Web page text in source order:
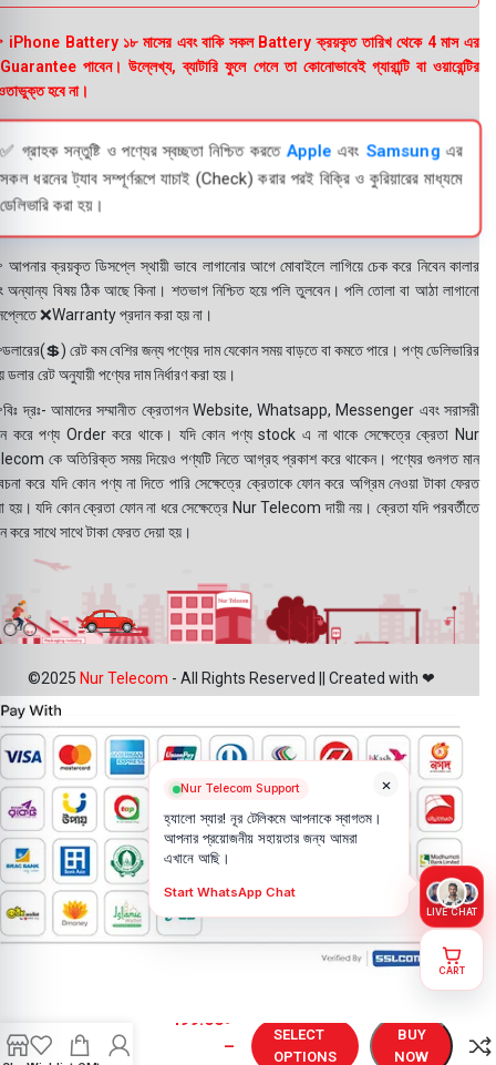
Battery ১৮ মাসের এবং বাকি সকল Battery ক্রয়কৃত তারিখ থেকে 4 মাস এর
পাবেন। উল্লেখ্য, ব্যাটারি ফুলে গেলে তা কোনোভাবেই গ্যারান্টি বা ওয়ারেন্টির
হবে না।
✅ গ্রাহক সন্তুষ্টি ও পণ্যের স্বচ্ছতা নিশ্চিত করতেApple এবং Samsungএর
সকল ধরনের ট্যাব সম্পূর্ণরূপে যাচাই (Check) করার পরই বিক্রি ও কুরিয়ারের মাধ্যমে
ডেলিভারি করা হয়।
ক্রয়কৃত ডিসপ্লে স্থায়ী ভাবে লাগানোর আগে মোবাইলে লাগিয়ে চেক করে নিবেন কালার
অন্যান্য বিষয় ঠিক আছে কিনা। শতভাগ নিশ্চিত হয়ে পলি তুলবেন। পলি তোলা বা আঠা লাগানো
❌Warranty প্রদান করা হয় না।
রেট কম বেশির জন্য পণ্যের দাম যেকোন সময় বাড়তে বা কমতে পারে। পণ্য ডেলিভারির
ডলার রেট অনুযায়ী পণ্যের দাম নির্ধারণ করা হয়।
দ্রঃ- আমাদের সম্মানীত ক্রেতাগন Website, Whatsapp, Messenger এবং সরাসরী
করে পণ্য Order করে থাকে। যদি কোন পণ্য stock এ না থাকে সেক্ষেত্রে ক্রেতা Nur
কে অতিরিক্ত সময় দিয়েও পণ্যটি নিতে আগ্রহ প্রকাশ করে থাকেন। পণ্যের গুনগত মান
করে যদি কোন পণ্য না দিতে পারি সেক্ষেত্রে ক্রেতাকে ফোন করে অগ্রিম নেওয়া টাকা ফেরত
হয়। যদি কোন ক্রেতা ফোন না ধরে সেক্ষেত্রে Nur Telecom দায়ী নয়। ক্রেতা যদি পরবর্তীতে
করে সাথে সাথে টাকা ফেরত দেয়া হয়।
©2025 Nur Telecom - All Rights Reserved || Created with ❤
Battery
Price in
499.00৳
–
SELECT
OPTIONS
BUY
NOW
×
Nur Telecom Support
হ্যালো স্যার! নূর টেলিকমে আপনাকে স্বাগতম।
আপনার প্রয়োজনীয় সহায়তার জন্য আমরা
এখানে আছি।
Start WhatsApp Chat
LIVE CHAT
CART